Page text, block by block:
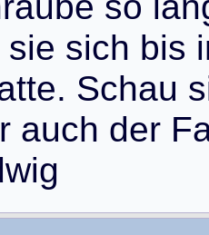
sie sich bis i
tte. Schau s
r auch der F
wig